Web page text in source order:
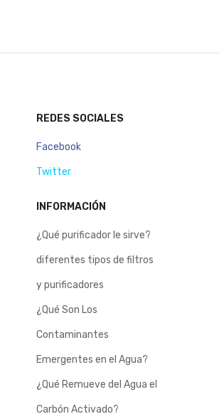
REDES SOCIALES
Facebook
Twitter
INFORMACIÓN
¿Qué purificador le sirve?
diferentes tipos de filtros
y purificadores
¿Qué Son Los
Contaminantes
Emergentes en el Agua?
¿Qué Remueve del Agua el
Carbón Activado?